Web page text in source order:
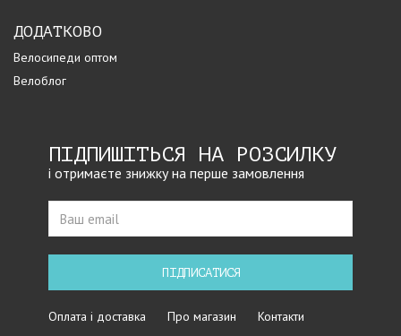
ДОДАТКОВО
Велосипеди оптом
Велоблог
ПІДПИШІТЬСЯ НА РОЗСИЛКУ
і отримаєте знижку на перше замовлення
ПІДПИСАТИСЯ
Оплата і доставка Про магазин
Контакти